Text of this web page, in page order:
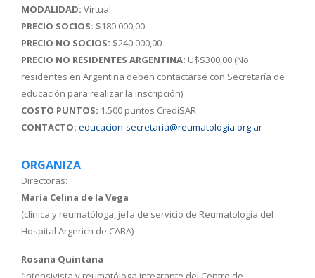
MODALIDAD: Virtual
PRECIO SOCIOS: $180.000,00
PRECIO NO SOCIOS: $240.000,00
PRECIO NO RESIDENTES ARGENTINA: U$S300,00 (No
residentes en Argentina deben contactarse con Secretaría de
educación para realizar la inscripción)
COSTO PUNTOS: 1.500 puntos CrediSAR
CONTACTO: educacion-secretaria@reumatologia.org.ar
ORGANIZA
Directoras:
María Celina de la Vega
(clínica y reumatóloga, jefa de servicio de Reumatología del
Hospital Argerich de CABA)
Rosana Quintana